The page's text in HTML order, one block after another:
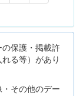
保護・掲載許
る等）があり
その他のデー